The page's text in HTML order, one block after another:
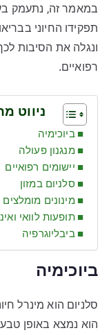
במאמר זה, נתעמק
תפקידו החיוני
ונגלה את הסיבות
רפואיים.
ניווט
ביוכימיה
מנגנון פעולה
יישומים רפואיים
סלניום במזון
מינונים מומלצים
תופעות לוואי
ביבליוגרפיה
ביוכימיה
סלניום הוא מינרל
הוא נמצא באופן